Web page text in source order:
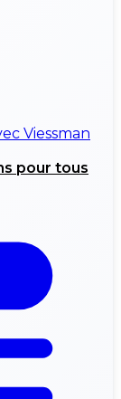
Viessman
pour tous